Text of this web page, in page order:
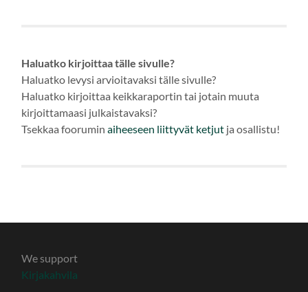
Haluatko kirjoittaa tälle sivulle?
Haluatko levysi arvioitavaksi tälle sivulle?
Haluatko kirjoittaa keikkaraportin tai jotain muuta
kirjoittamaasi julkaistavaksi?
Tsekkaa fooruminaiheeseen liittyvät ketjut ja osallistu!
We support
Kirjakahvila